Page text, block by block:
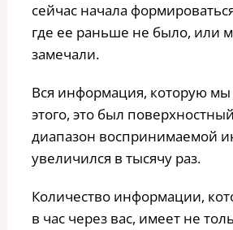
сейчас начала
где ее раньше не было, или
замечали.
Вся информация, которую
этого, это был
диапазон воспринимаемой
увеличился в тысячу раз.
Количество информации,
в час через вас, имеет не